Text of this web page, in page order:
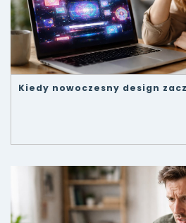
Kiedy nowoczesny design